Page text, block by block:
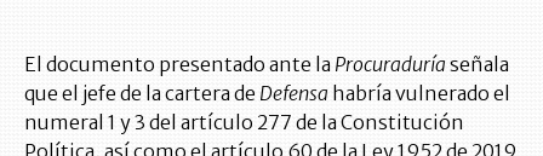
El documento presentado ante la Procuraduría señala
que el jefe de la cartera de Defensa habría vulnerado el
numeral 1 y 3 del artículo 277 de la Constitución
Política, así como el artículo 60 de la Ley 1952 de 2019